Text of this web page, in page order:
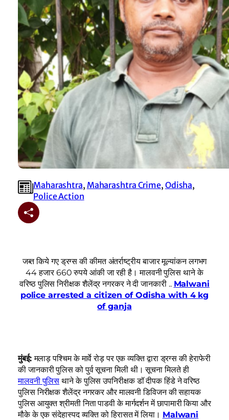
Maharashtra, Maharashtra Crime, Odisha
Police Action
जब्त किये गए ड्रग्स की कीमत अंतर्राष्ट्रीय बाजार मूल्यांकन लगभग
44 हजार 660 रुपये आंकी जा रही है। मालवनी पुलिस थाने के
वरिष्ठ पुलिस निरीक्षक शैलेंद्र नगरकर ने दी जानकारी .. Malwani
police arrested a citizen of Odisha with 4 kg
of ganja
मुंबई:मलाड़ पश्चिम के मार्वे रोड़ पर एक व्यक्ति द्वारा ड्रग्स की हेराफेरी
की जानकारी पुलिस को पुर्व सूचना मिली थी। सूचना मिलते ही
मालवनी पुलिस थाने के पुलिस उपनिरीक्षक डॉ दीपक हिंडे ने वरिष्ठ
पुलिस निरीक्षक शैलेंद्र नगरकर और मालवनी डिविजन की सहायक
पुलिस आयुक्त श्रीमती निता पाडवी के मार्गदर्शन में छापामारी किया और
मौके के एक संदेहास्पद व्यक्ति को हिरासत में लिया। Malwani